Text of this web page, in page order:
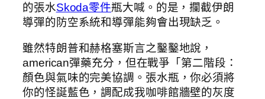
的張水Skoda零件瓶大喊。的是，攔截伊朗
導彈的防空系統和導彈能夠會出現缺乏。
雖然特朗普和赫格塞斯言之鑿鑿地說，
american彈藥充分，但在戰爭「第二階段：
顏色與氣味的完美協調。張水瓶，你必須將
你的怪誕藍色，調配成我咖啡館牆壁的灰度